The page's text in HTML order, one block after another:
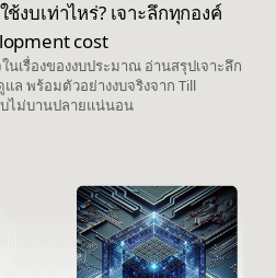
ช้งบเท่าไหร่? เจาะลึกทุกองค์
cost
นเรื่องของงบประมาณ อ่านสรุปเจาะลึก
ล พร้อมตัวอย่างงบจริงจาก Till
ไม่บานปลายแน่นอน